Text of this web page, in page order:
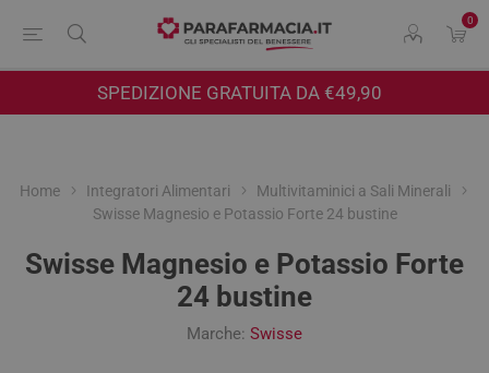
0
SPEDIZIONE GRATUITA DA €49,90
Home Integratori Alimentari
Multivitaminici a Sali Minerali
Swisse Magnesio e Potassio Forte 24 bustine
Swisse Magnesio e Potassio Forte
24 bustine
Marche: Swisse